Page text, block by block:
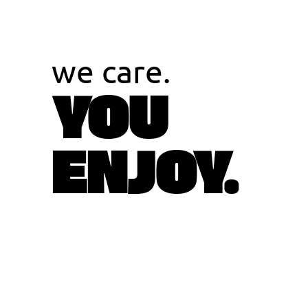
we care.
YOU
ENJOY.